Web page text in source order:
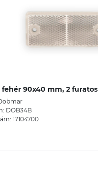
fehér 90x40 mm, 2 furatos
DOB34B
17104700